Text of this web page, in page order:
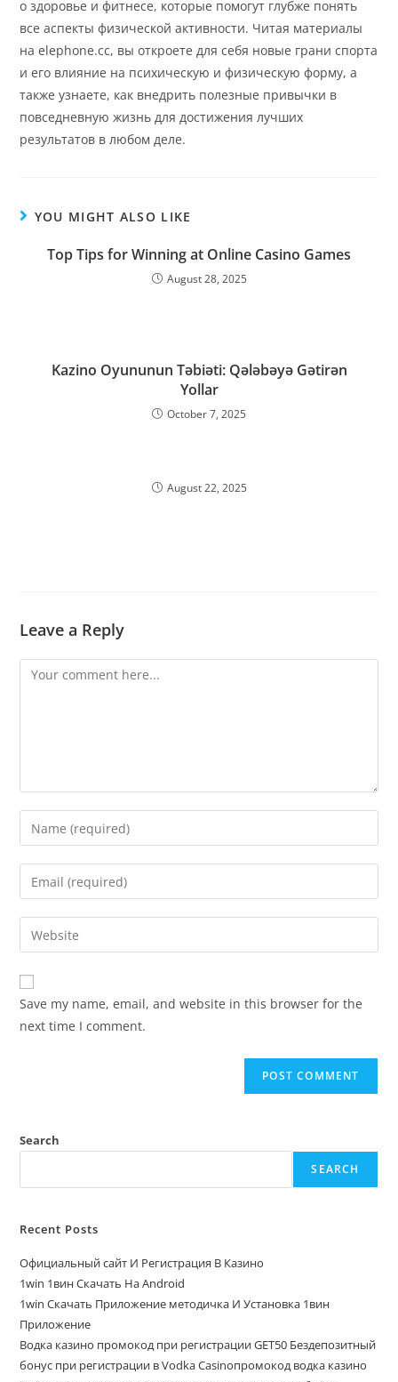
о здоровье и фитнесе, которые помогут глубже понять
все аспекты физической активности. Читая материалы
на elephone.cc, вы откроете для себя новые грани спорта
и его влияние на психическую и физическую форму, а
также узнаете, как внедрить полезные привычки в
повседневную жизнь для достижения лучших
результатов в любом деле.
YOU MIGHT ALSO LIKE
Top Tips for Winning at Online Casino Games
August 28, 2025
Kazino Oyununun Təbiəti: Qələbəyə Gətirən
Yollar
October 7, 2025
August 22, 2025
Leave a Reply
Save my name, email, and website in this browser for the
next time I comment.
Search
SEARCH
Recent Posts
Официальный сайт И Регистрация В Казино
1win 1вин Скачать На Android
1win Скачать Приложение методичка И Установка 1вин
Приложение
Водка казино промокод при регистрации GET50 Бездепозитный
бонус при регистрации в Vodka Casinoпромокод водка казино